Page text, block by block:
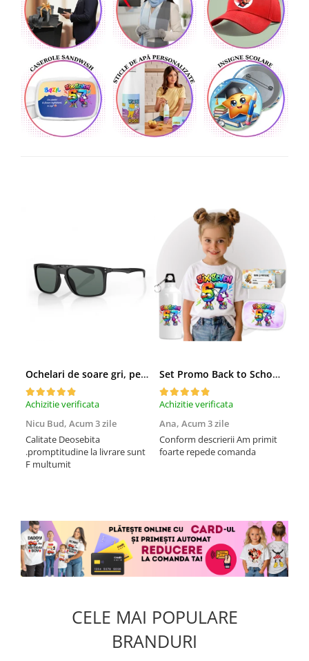
Ochelari de soare gri, pentru barbati, Daniel Klein Sunglasses, DK3250-2
Achizitie verificata
Nicu Bud, Acum 3 zile
Calitate Deosebita
.promptitudine la livrare sunt
F multumit
Set Promo Back to School Six Seven 67 – Tricou + Cutie + Bidon Personalizat pentru copilul tău
Achizitie verificata
Ana, Acum 3 zile
Conform descrierii Am primit
foarte repede comanda
CELE MAI POPULARE
BRANDURI